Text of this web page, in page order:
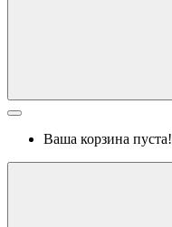
Ваша корзина пуста!